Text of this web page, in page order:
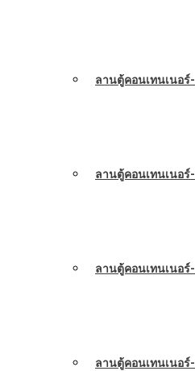
ลานตู้คอนเทนเนอร์
ลานตู้คอนเทนเนอร์
ลานตู้คอนเทนเนอร์
ลานตู้คอนเทนเนอร์